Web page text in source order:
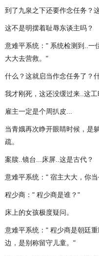
到了九泉之下还要作念任务？
这不是明摆着耻辱东谈主吗？
意难平系统：" 系统检测到..一
大大去营救。"
什么？这就启当作念任务了？
我才刚死，这还没缓过来..这工
雇主一定是个周扒皮...
当青娥再次睁开眼睛时候，是
疏。
案牍..镜台...床屏..这是古代？
意难平系统：" 宿主大大，你
程少商：" 程少商是谁？"
床上的女孩极度疑问。
意难平系统：" 程少商是朝廷
边，是别称留守儿童。"